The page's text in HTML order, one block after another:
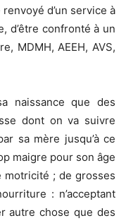
d’un service à
d’être confronté à un
MDMH, AEEH, AVS,
naissance que des
dont on va suivre
sa mère jusqu’à ce
maigre pour son âge
motricité ; de grosses
: n’acceptant
autre chose que des